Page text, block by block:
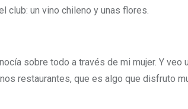
club: un vino chileno y unas flores.
sobre todo a través de mi mujer. Y
restaurantes, que es algo que disfruto